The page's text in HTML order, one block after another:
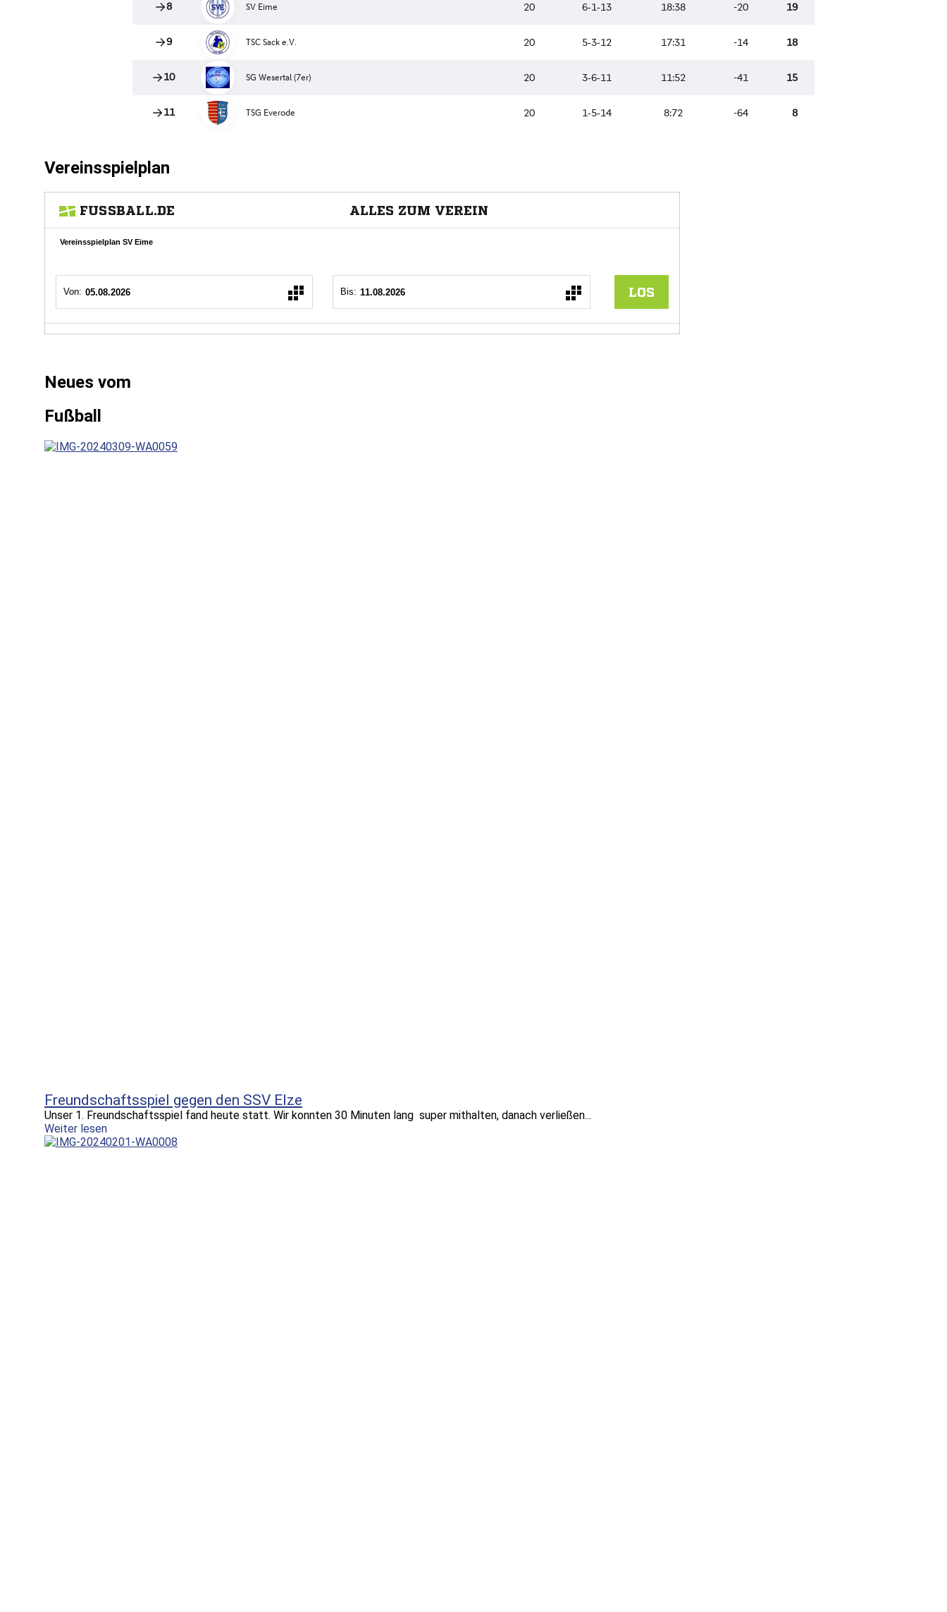
Vereinsspielplan
Neues vom
Fußball
Freundschaftsspiel gegen den SSV Elze
Unser 1. Freundschaftsspiel fand heute statt. Wir konnten 30 Minuten lang super mithalten, danach verließen...
Weiter lesen